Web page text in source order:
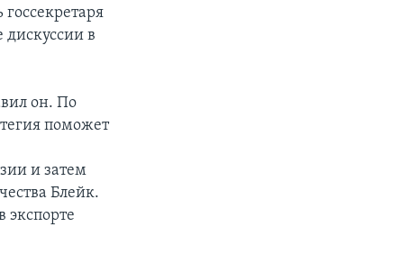
в
он. По
поможет
и затем
Блейк.
экспорте